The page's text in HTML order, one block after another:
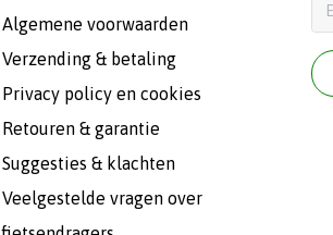
Algemene voorwaarden
Verzending & betaling
Privacy policy en cookies
Retouren & garantie
Suggesties & klachten
Veelgestelde vragen over